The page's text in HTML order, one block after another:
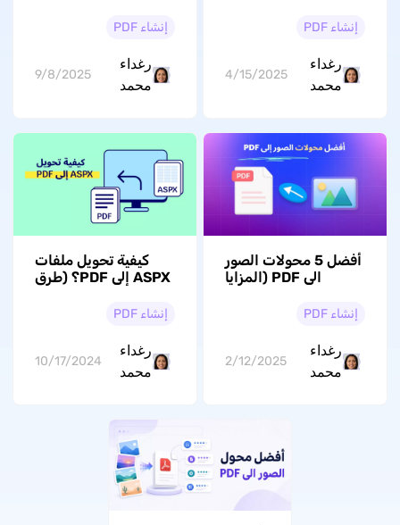
إنشاء PDF
رغداء
محمد
4/15/2025
والمزيد للاستخدامإنشاء PDF
رغداء
محمد
9/8/2025
أفضل 5 محولات الصور
الى PDF (المزايا
إنشاء PDF
رغداء
محمد
2/12/2025
كيفية تحويل ملفات
ASPX إلى PDF؟ (طرق
إنشاء PDF
رغداء
محمد
10/17/2024